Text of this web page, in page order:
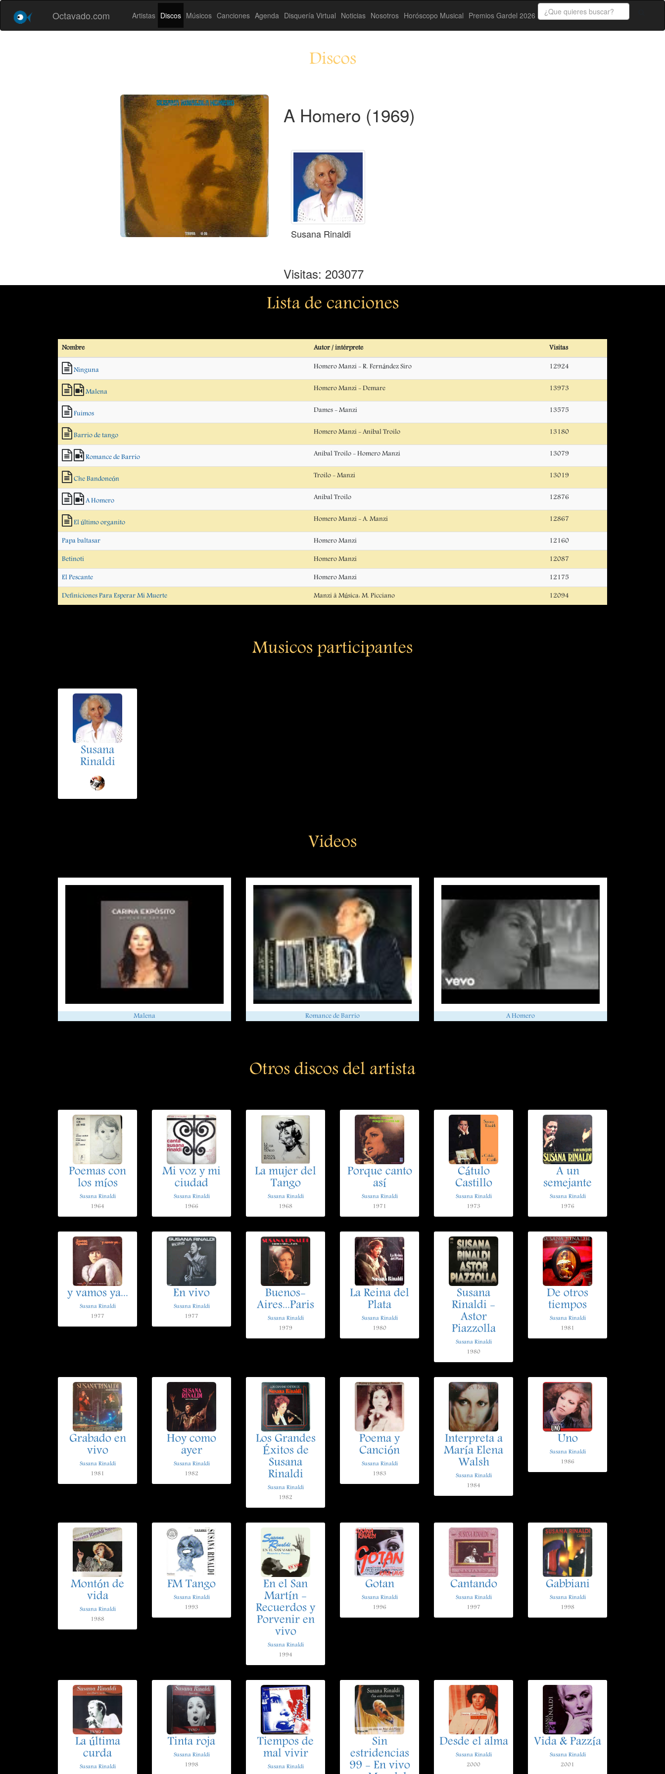
Octavado.com Artistas Discos Músicos Canciones Agenda Disquería Virtual Noticias Nosotros Horóscopo Musical Premios Gardel 2026
Discos
A Homero (1969)
Susana Rinaldi
Visitas: 203077
Lista de canciones
Nombre Autor / intérprete Visitas
Ninguna Homero Manzi - R. Fernández Siro 12924
Malena Homero Manzi - Demare 13973
Fuimos Dames - Manzi 13575
Barrio de tango Homero Manzi - Anibal Troilo 13180
Romance de Barrio Anibal Troilo - Homero Manzi 13079
Che Bandoneón Troilo - Manzi 13019
A Homero Anibal Troilo 12876
El último organito Homero Manzi - A. Manzi 12867
Papa baltasar Homero Manzi 12160
Betinoti Homero Manzi 12087
El Pescante Homero Manzi 12175
Definiciones Para Esperar Mi Muerte Manzi â Música: M. Picciano 12094
Musicos participantes
Susana
Rinaldi
Videos
Malena Romance de Barrio A Homero
Otros discos del artista
Poemas con
los míos
Susana Rinaldi
1964
Mi voz y mi
ciudad
Susana Rinaldi
1966
La mujer del
Tango
Susana Rinaldi
1968
Porque canto
así
Susana Rinaldi
1971
Cátulo
Castillo
Susana Rinaldi
1973
A un
semejante
Susana Rinaldi
1976
y vamos ya...
Susana Rinaldi
1977
En vivo
Susana Rinaldi
1977
Buenos-
Aires...Paris
Susana Rinaldi
1979
La Reina del
Plata
Susana Rinaldi
1980
Susana
Rinaldi -
Astor
Piazzolla
Susana Rinaldi
1980
De otros
tiempos
Susana Rinaldi
1981
Grabado en
vivo
Susana Rinaldi
1981
Hoy como
ayer
Susana Rinaldi
1982
Los Grandes
Éxitos de
Susana
Rinaldi
Susana Rinaldi
1982
Poema y
Canción
Susana Rinaldi
1983
Interpreta a
María Elena
Walsh
Susana Rinaldi
1984
Uno
Susana Rinaldi
1986
Montón de
vida
Susana Rinaldi
1988
FM Tango
Susana Rinaldi
1993
En el San
Martín -
Recuerdos y
Porvenir en
vivo
Susana Rinaldi
1994
Gotan
Susana Rinaldi
1996
Cantando
Susana Rinaldi
1997
Gabbiani
Susana Rinaldi
1998
La última
curda
Susana Rinaldi
Tinta roja
Susana Rinaldi
1998
Tiempos de
mal vivir
Susana Rinaldi
Sin
estridencias
99 - En vivo
Desde el alma
Susana Rinaldi
2000
Vida & Pazzía
Susana Rinaldi
2001